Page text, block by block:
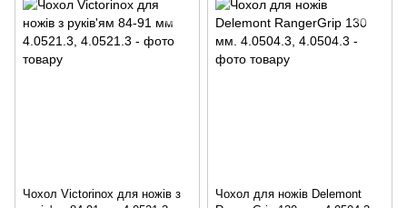
Чохол Victorinox для ножів з
Чохол для ножів Delemont